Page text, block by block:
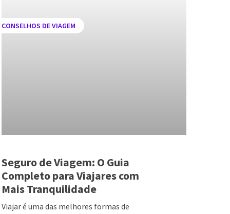
CONSELHOS DE VIAGEM
Seguro de Viagem: O Guia
Completo para Viajares com
Mais Tranquilidade
Viajar é uma das melhores formas de